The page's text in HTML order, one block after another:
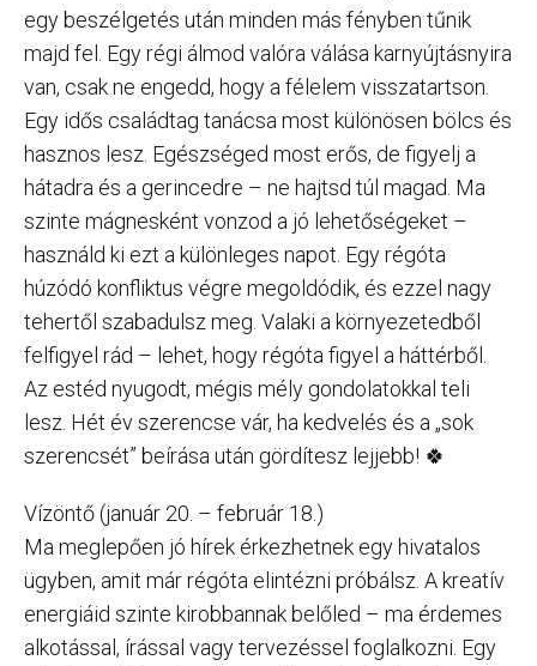
egy beszélgetés után minden más fényben tűnik
majd fel. Egy régi álmod valóra válása karnyújtásnyira
van, csak ne engedd, hogy a félelem visszatartson.
Egy idős családtag tanácsa most különösen bölcs és
hasznos lesz. Egészséged most erős, de figyelj a
hátadra és a gerincedre – ne hajtsd túl magad. Ma
szinte mágnesként vonzod a jó lehetőségeket –
használd ki ezt a különleges napot. Egy régóta
húzódó konfliktus végre megoldódik, és ezzel nagy
tehertől szabadulsz meg. Valaki a környezetedből
felfigyel rád – lehet, hogy régóta figyel a háttérből.
Az estéd nyugodt, mégis mély gondolatokkal teli
lesz. Hét év szerencse vár, ha kedvelés és a „sok
szerencsét” beírása után gördítesz lejjebb! 🍀
Vízöntő (január 20. – február 18.)
Ma meglepően jó hírek érkezhetnek egy hivatalos
ügyben, amit már régóta elintézni próbálsz. A kreatív
energiáid szinte kirobbannak belőled – ma érdemes
alkotással, írással vagy tervezéssel foglalkozni. Egy